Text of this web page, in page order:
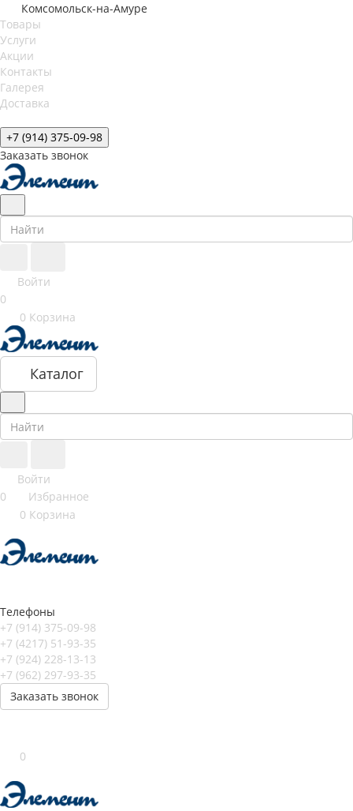
Комсомольск-на-Амуре
Товары
Услуги
Акции
Контакты
Галерея
Доставка
+7 (914) 375-09-98
Заказать звонок
Войти
0
0 Корзина
Каталог
Войти
0
Избранное
0 Корзина
Телефоны
+7 (914) 375-09-98
+7 (4217) 51-93-35
+7 (924) 228-13-13
+7 (962) 297-93-35
Заказать звонок
0